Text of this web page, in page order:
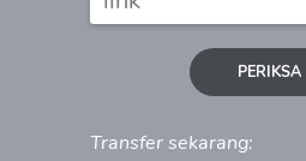
PERIKSA
Transfer sekarang: